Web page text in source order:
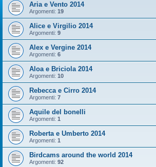
Aria e Vento 2014
Argomenti: 19
Alice e Virgilio 2014
Argomenti: 9
Alex e Vergine 2014
Argomenti: 6
Aloa e Briciola 2014
Argomenti: 10
Rebecca e Cirro 2014
Argomenti: 7
Aquile del bonelli
Argomenti: 1
Roberta e Umberto 2014
Argomenti: 1
Birdcams around the world 2014
Argomenti: 92